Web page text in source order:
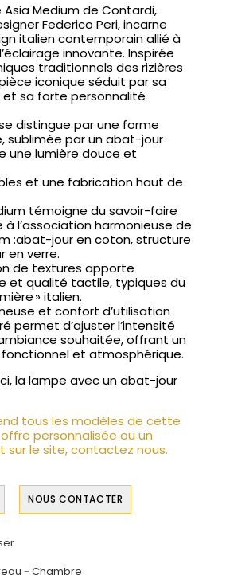
Medium de Contardi,
Federico Peri, incarne
italien contemporain allié à
innovante. Inspirée
traditionnels des rizières
iconique séduit par sa
sa forte personnalité
distingue par une forme
sublimée par un abat-jour
une lumière douce et
et une fabrication haut de
témoigne du savoir-faire
l’association harmonieuse de
:abat-jour en coton, structure
en verre.
de textures apporte
et qualité tactile, typiques du
» italien.
et confort d’utilisation
permet d’ajuster l’intensité
souhaitée, offrant un
et atmosphérique.
la lampe avec un abat-jour
tous les modèles de cette
personnalisée ou un
sur le site, contactez nous.
NOUS CONTACTER
Chambre